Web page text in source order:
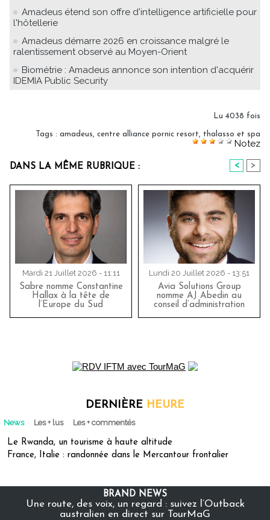
Amadeus étend son offre d'intelligence artificielle pour
l'hôtellerie
Amadeus démarre 2026 en croissance malgré le
ralentissement observé au Moyen-Orient
Biométrie : Amadeus annonce son intention d'acquérir
IDEMIA Public Security
Lu 4038 fois
Tags : amadeus centre alliance pornic resort thalasso et spa
Notez
DANS LA MÊME RUBRIQUE : < >
Mardi 21 Juillet 2026 - 11:11
Sabre nomme Constantine
Hallax à la tête de
l’Europe du Sud
Lundi 20 Juillet 2026 - 13:51
Avia Solutions Group
nomme AJ Abedin au
conseil d’administration
DERNIÈRE HEURE
News Les + lus Les + commentés
Le Rwanda, un tourisme à haute altitude
France, Italie : randonnée dans le Mercantour frontalier
BRAND NEWS
Une route, des voix, un regard : suivez l’Outback
australien en direct sur TourMaG